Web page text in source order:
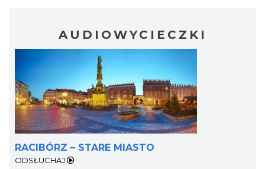
AUDIOWYCIECZKI
RACIBÓRZ – STARE MIASTO
ODSŁUCHAJ